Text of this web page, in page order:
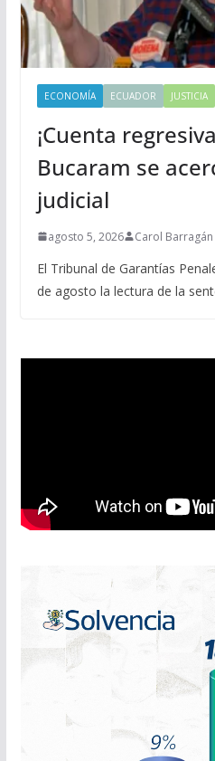
ECONOMÍA ECUADOR JUSTICIA
¡Cuenta
Bucaram se
judicial
agosto 5, 2026 Carol Barragán
El Tribunal de Garantías
de agosto la lectura de la